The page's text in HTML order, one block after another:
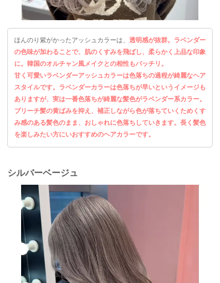
ほんのり紫がかったアッシュカラーは、 透明感が抜群。ラベンダー
の色味が加わることで、肌のくすみを飛ばし、柔らかく上品な印象
に。韓国のオルチャン風メイクとの相性もバッチリ。
甘く可愛いラベンダーアッシュカラーは色落ちの過程が綺麗なヘア
スタイルです。ラベンダーカラーは色落ちが早いというイメージも
ありますが、実は一番色落ちが綺麗な髪色がラベンダー系カラー。
ブリーチ髪の黄ばみを抑え 、補正しながら色が落ちていくためくす
み感のある髪色のまま、おしゃれに色落ちしていきます。長く髪色
を楽しみたい方にいおすすめのヘアカラーです。
シルバーベージュ